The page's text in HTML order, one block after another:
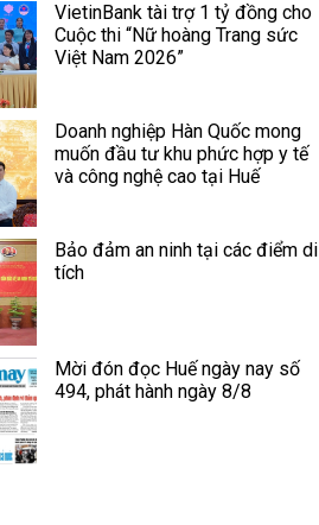
VietinBank tài trợ 1 tỷ đồng cho
Cuộc thi “Nữ hoàng Trang sức
Việt Nam 2026”
Doanh nghiệp Hàn Quốc mong
muốn đầu tư khu phức hợp y tế
và công nghệ cao tại Huế
Bảo đảm an ninh tại các điểm di
tích
Mời đón đọc Huế ngày nay số
494, phát hành ngày 8/8